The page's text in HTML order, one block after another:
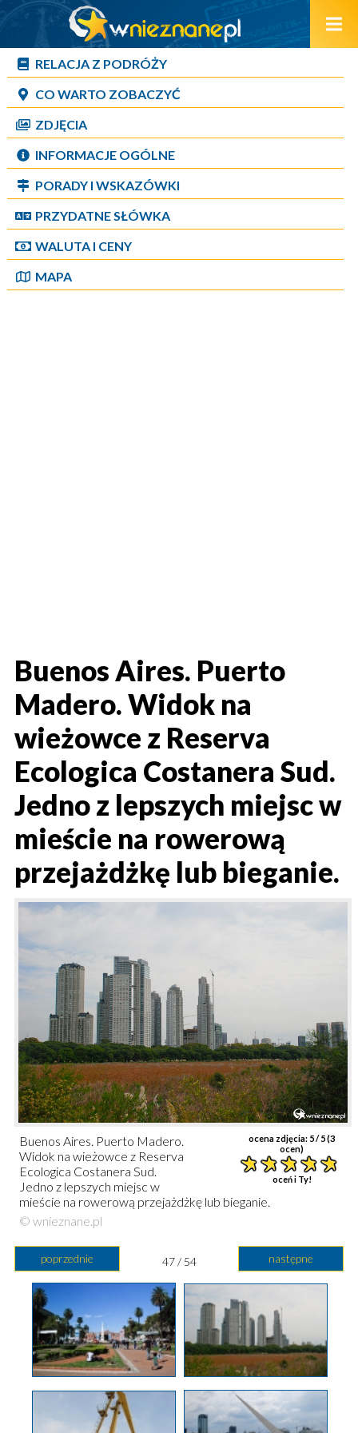
RELACJA Z PODRÓŻY
CO WARTO ZOBACZYĆ
ZDJĘCIA
INFORMACJE OGÓLNE
PORADY I WSKAZÓWKI
PRZYDATNE SŁÓWKA
WALUTA I CENY
MAPA
Buenos Aires. Puerto
Madero. Widok na
wieżowce z Reserva
Ecologica Costanera Sud.
Jedno z lepszych miejsc w
mieście na rowerową
przejażdżkę lub bieganie.
ocena zdjęcia: 5/ 5 (3
ocen)
oceń i Ty!
Buenos Aires. Puerto Madero.
Widok na wieżowce z Reserva
Ecologica Costanera Sud.
Jedno z lepszych miejsc w
mieście na rowerową przejażdżkę lub bieganie.
© wnieznane.pl
poprzednie następne
47 / 54